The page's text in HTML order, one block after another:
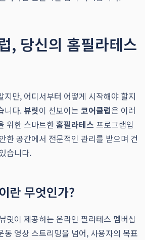
, 당신의 홈필라테스
지만, 어디서부터 어떻게 시작해야 할지
니다.뷰릿이 선보이는 코어클럽은 이러
위한 스마트한홈필라테스 프로그램입
한 공간에서 전문적인 관리를 받으며 건
습니다.
란 무엇인가?
릿이 제공하는 온라인 필라테스 멤버십
동 영상 스트리밍을 넘어, 사용자의 목표